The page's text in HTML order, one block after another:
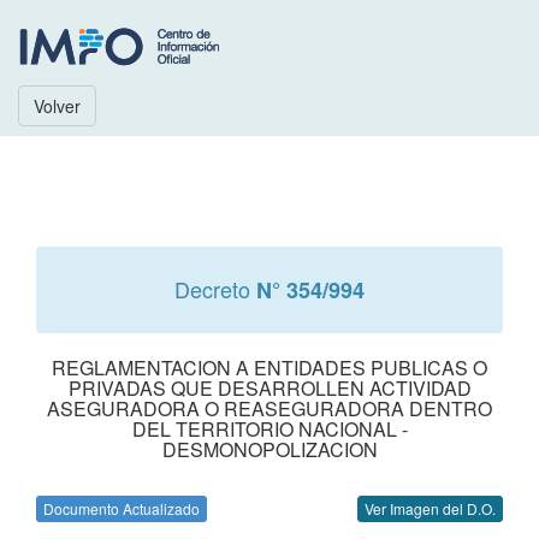
Volver
Decreto N° 354/994
REGLAMENTACION A ENTIDADES PUBLICAS O
PRIVADAS QUE DESARROLLEN ACTIVIDAD
ASEGURADORA O REASEGURADORA DENTRO
DEL TERRITORIO NACIONAL -
DESMONOPOLIZACION
Documento Actualizado Ver Imagen del D.O.